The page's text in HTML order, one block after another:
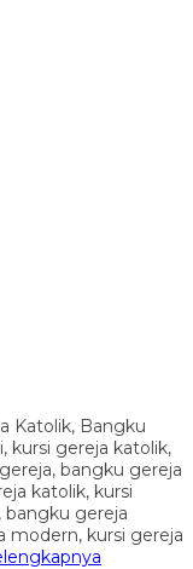
Katolik, Bangku
kursi gereja katolik,
bangku gereja
katolik, kursi
bangku gereja
modern, kursi gereja